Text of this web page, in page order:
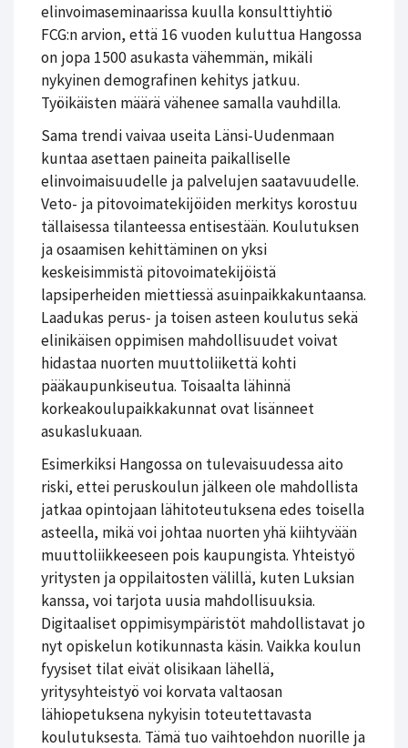
elinvoimaseminaarissa kuulla konsulttiyhtiö
FCG:n arvion, että 16 vuoden kuluttua Hangossa
on jopa 1500 asukasta vähemmän, mikäli
nykyinen demografinen kehitys jatkuu.
Työikäisten määrä vähenee samalla vauhdilla.
Sama trendi vaivaa useita Länsi-Uudenmaan
kuntaa asettaen paineita paikalliselle
elinvoimaisuudelle ja palvelujen saatavuudelle.
Veto- ja pitovoimatekijöiden merkitys korostuu
tällaisessa tilanteessa entisestään. Koulutuksen
ja osaamisen kehittäminen on yksi
keskeisimmistä pitovoimatekijöistä
lapsiperheiden miettiessä asuinpaikkakuntaansa.
Laadukas perus- ja toisen asteen koulutus sekä
elinikäisen oppimisen mahdollisuudet voivat
hidastaa nuorten muuttoliikettä kohti
pääkaupunkiseutua. Toisaalta lähinnä
korkeakoulupaikkakunnat ovat lisänneet
asukaslukuaan.
Esimerkiksi Hangossa on tulevaisuudessa aito
riski, ettei peruskoulun jälkeen ole mahdollista
jatkaa opintojaan lähitoteutuksena edes toisella
asteella, mikä voi johtaa nuorten yhä kiihtyvään
muuttoliikkeeseen pois kaupungista. Yhteistyö
yritysten ja oppilaitosten välillä, kuten Luksian
kanssa, voi tarjota uusia mahdollisuuksia.
Digitaaliset oppimisympäristöt mahdollistavat jo
nyt opiskelun kotikunnasta käsin. Vaikka koulun
fyysiset tilat eivät olisikaan lähellä,
yritysyhteistyö voi korvata valtaosan
lähiopetuksena nykyisin toteutettavasta
koulutuksesta. Tämä tuo vaihtoehdon nuorille ja